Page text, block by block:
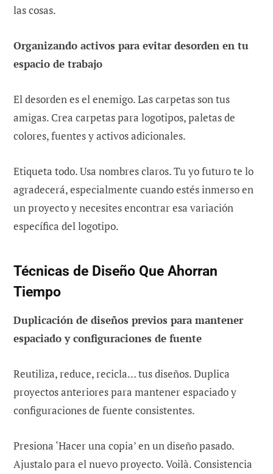
las cosas.
Organizando activos para evitar desorden en tu
espacio de trabajo
El desorden es el enemigo. Las carpetas son tus
amigas. Crea carpetas para logotipos, paletas de
colores, fuentes y activos adicionales.
Etiqueta todo. Usa nombres claros. Tu yo futuro te lo
agradecerá, especialmente cuando estés inmerso en
un proyecto y necesites encontrar esa variación
específica del logotipo.
Técnicas de Diseño Que Ahorran
Tiempo
Duplicación de diseños previos para mantener
espaciado y configuraciones de fuente
Reutiliza, reduce, recicla… tus diseños. Duplica
proyectos anteriores para mantener espaciado y
configuraciones de fuente consistentes.
Presiona ‘Hacer una copia’ en un diseño pasado.
Ajustalo para el nuevo proyecto. Voilà. Consistencia